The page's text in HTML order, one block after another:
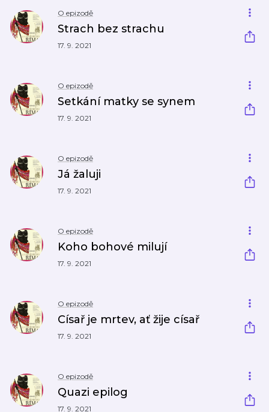
O epizodě
Strach bez strachu
17. 9. 2021
O epizodě
Setkání matky se synem
17. 9. 2021
O epizodě
Já žaluji
17. 9. 2021
O epizodě
Koho bohové milují
17. 9. 2021
O epizodě
Císař je mrtev, ať žije císař
17. 9. 2021
O epizodě
Quazi epilog
17. 9. 2021